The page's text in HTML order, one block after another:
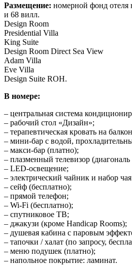
Размещение: номерной фонд отеля
и 68 вилл.
Design Room
Presidential Villa
King Suite
Design Room Direct Sea View
Adam Villa
Eve Villa
Design Suite ROH.
В номере:
– центральная система
– рабочий стол «Дизайн»;
– терапевтическая кровать на
– мини-бар с водой,
– макси-бар (платно);
– плазменный телевизор
– LED-освещение;
– электрический чайник и набор
– сейф (бесплатно);
– прямой телефон;
– Wi-Fi (бесплатно);
– cпутниковое ТВ;
– джакузи (кроме Handicap Rooms);
– душевая кабина с паровым
– тапочки / халат (по запросу,
– меню подушек (платно);
– напольное покрытие: ламинат.